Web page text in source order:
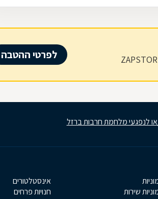
לפרטי ההטבה
או לנפגעי מלחמת חרבות ברזל
שירות
אינסטלטורים
חנויות פרחים